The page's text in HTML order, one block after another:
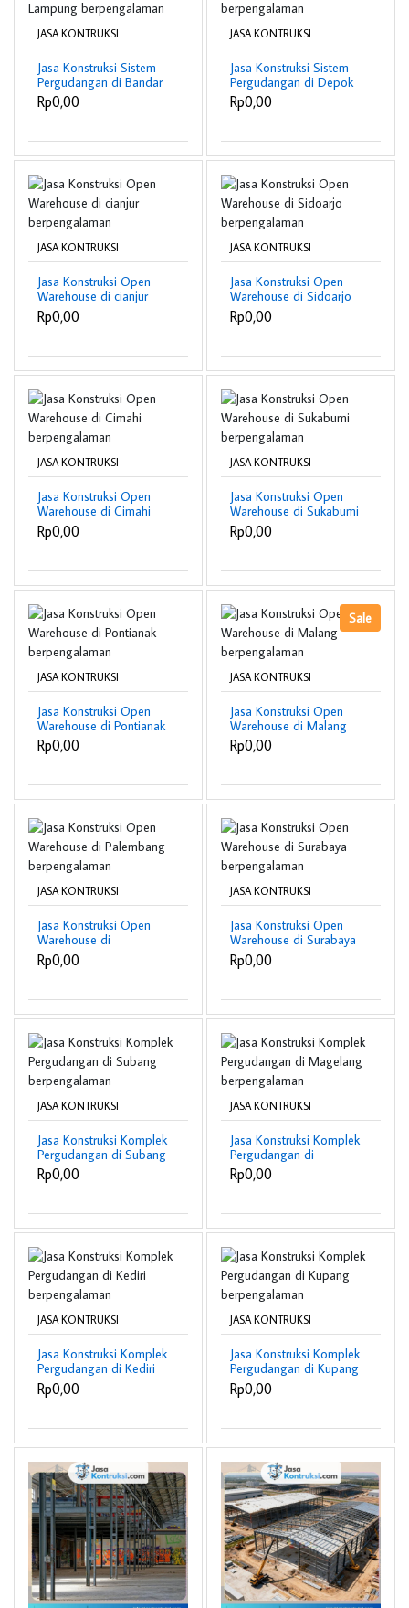
JASA KONTRUKSI
Jasa Konstruksi Sistem
Pergudangan di Bandar
Lampung
berpengalaman
Rp0,00
JASA KONTRUKSI
Jasa Konstruksi Sistem
Pergudangan di Depok
berpengalaman
Rp0,00
JASA KONTRUKSI
Jasa Konstruksi Open
Warehouse di cianjur
berpengalaman
Rp0,00
JASA KONTRUKSI
Jasa Konstruksi Open
Warehouse di Sidoarjo
berpengalaman
Rp0,00
JASA KONTRUKSI
Jasa Konstruksi Open
Warehouse di Cimahi
berpengalaman
Rp0,00
JASA KONTRUKSI
Jasa Konstruksi Open
Warehouse di Sukabumi
berpengalaman
Rp0,00
JASA KONTRUKSI
Jasa Konstruksi Open
Warehouse di Pontianak
berpengalaman
Rp0,00
Sale
JASA KONTRUKSI
Jasa Konstruksi Open
Warehouse di Malang
berpengalaman
Rp0,00
JASA KONTRUKSI
Jasa Konstruksi Open
Warehouse di
Palembang
berpengalaman
Rp0,00
JASA KONTRUKSI
Jasa Konstruksi Open
Warehouse di Surabaya
berpengalaman
Rp0,00
JASA KONTRUKSI
Jasa Konstruksi Komplek
Pergudangan di Subang
berpengalaman
Rp0,00
JASA KONTRUKSI
Jasa Konstruksi Komplek
Pergudangan di
Magelang
berpengalaman
Rp0,00
JASA KONTRUKSI
Jasa Konstruksi Komplek
Pergudangan di Kediri
berpengalaman
Rp0,00
JASA KONTRUKSI
Jasa Konstruksi Komplek
Pergudangan di Kupang
berpengalaman
Rp0,00